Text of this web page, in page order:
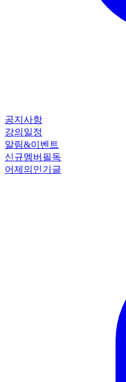
공지사항
강의일정
알림&이벤트
신규멤버필독
어제의인기글